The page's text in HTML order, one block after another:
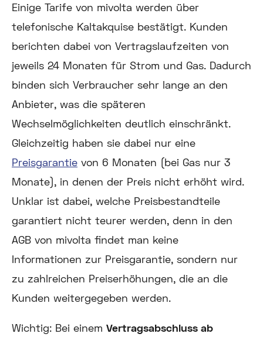
Einige Tarife von mivolta werden über
telefonische Kaltakquise bestätigt. Kunden
berichten dabei von Vertragslaufzeiten von
jeweils 24 Monaten für Strom und Gas. Dadurch
binden sich Verbraucher sehr lange an den
Anbieter, was die späteren
Wechselmöglichkeiten deutlich einschränkt.
Gleichzeitig haben sie dabei nur eine
Preisgarantie von 6 Monaten (bei Gas nur 3
Monate), in denen der Preis nicht erhöht wird.
Unklar ist dabei, welche Preisbestandteile
garantiert nicht teurer werden, denn in den
AGB von mivolta findet man keine
Informationen zur Preisgarantie, sondern nur
zu zahlreichen Preiserhöhungen, die an die
Kunden weitergegeben werden.
Wichtig: Bei einem Vertragsabschluss ab